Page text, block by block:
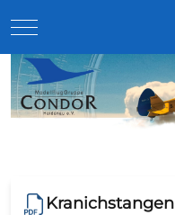
Mobile Menu Toggle
Kranichstangen